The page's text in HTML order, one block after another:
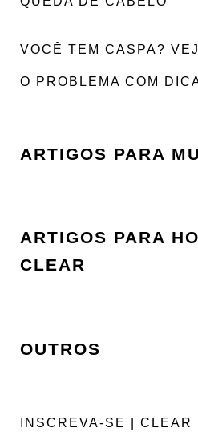
VOCÊ TEM CASPA?
O PROBLEMA COM
ARTIGOS PARA
ARTIGOS PARA
CLEAR
OUTROS
INSCREVA-SE | CLEAR